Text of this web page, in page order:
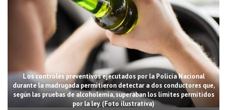
Los controles preventivos ejecutados por la Policía Nacional
durante la madrugada permitieron detectar a dos conductores que,
según las pruebas de alcoholemia, superaban los límites permitidos
por la ley. (Foto ilustrativa)